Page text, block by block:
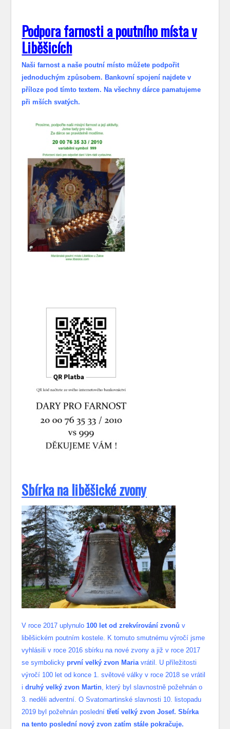
Podpora farnosti a poutního místa v
Liběšicích
Naši farnost a naše poutní místo můžete podpořit
jednoduchým způsobem. Bankovní spojení najdete v
příloze pod tímto textem. Na všechny dárce pamatujeme
při mších svatých.
Sbírka na liběšické zvony
V roce 2017 uplynulo100 let od zrekvírování zvonů v
liběšickém poutním kostele. K tomuto smutnému výročí jsme
vyhlásili v roce 2016 sbírku na nové zvony a již v roce 2017
se symbolickyprvní velký zvon Mariavrátil. U příležitosti
výročí 100 let od konce 1. světové války v roce 2018 se vrátil
idruhý velký zvon Martin, který byl slavnostně požehnán o
3. neděli adventní. O Svatomartinské slavnosti 10. listopadu
2019 byl požehnán poslednítřetí velký zvon Josef. Sbírka
na tento poslední nový zvon zatím stále pokračuje.